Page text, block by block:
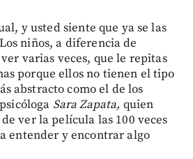
y usted siente que ya se las
niños, a diferencia de
varias veces, que le repitas
porque ellos no tienen el tipo
abstracto como el de los
Sara Zapata, quien
ver la película las 100 veces
entender y encontrar algo